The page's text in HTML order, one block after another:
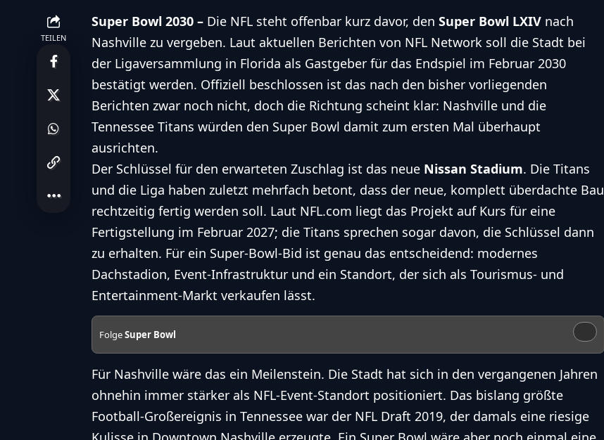
TEILEN
Super Bowl 2030 – Die NFL steht offenbar kurz davor, den Super Bowl LXIV nach
Nashville zu vergeben. Laut aktuellen Berichten von NFL Network soll die Stadt bei
der Ligaversammlung in Florida als Gastgeber für das Endspiel im Februar 2030
bestätigt werden. Offiziell beschlossen ist das nach den bisher vorliegenden
Berichten zwar noch nicht, doch die Richtung scheint klar: Nashville und die
Tennessee Titans würden den Super Bowl damit zum ersten Mal überhaupt
ausrichten.
Der Schlüssel für den erwarteten Zuschlag ist das neue Nissan Stadium. Die Titans
und die Liga haben zuletzt mehrfach betont, dass der neue, komplett überdachte Bau
rechtzeitig fertig werden soll. Laut NFL.com liegt das Projekt auf Kurs für eine
Fertigstellung im Februar 2027; die Titans sprechen sogar davon, die Schlüssel dann
zu erhalten. Für ein Super-Bowl-Bid ist genau das entscheidend: modernes
Dachstadion, Event-Infrastruktur und ein Standort, der sich als Tourismus- und
Entertainment-Markt verkaufen lässt.
FolgeSuper Bowl
Für Nashville wäre das ein Meilenstein. Die Stadt hat sich in den vergangenen Jahren
ohnehin immer stärker als NFL-Event-Standort positioniert. Das bislang größte
Football-Großereignis in Tennessee war der NFL Draft 2019, der damals eine riesige